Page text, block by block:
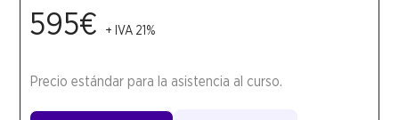
595€ + IVA 21%
Precio estándar para la asistencia al curso.